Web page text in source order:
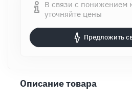
В связи с понижением
уточняйте цены
Предложить
Описание товара